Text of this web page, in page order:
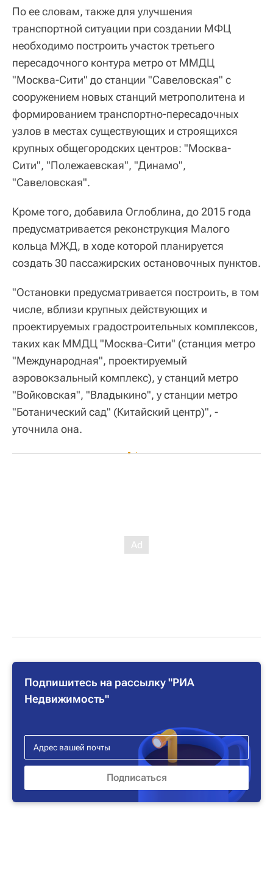
По ее словам, также для улучшения
транспортной ситуации при создании МФЦ
необходимо построить участок третьего
пересадочного контура метро от ММДЦ
"Москва-Сити" до станции "Савеловская" с
сооружением новых станций метрополитена и
формированием транспортно-пересадочных
узлов в местах существующих и строящихся
крупных общегородских центров: "Москва-
Сити", "Полежаевская", "Динамо",
"Савеловская".
Кроме того, добавила Оглоблина, до 2015 года
предусматривается реконструкция Малого
кольца МЖД, в ходе которой планируется
создать 30 пассажирских остановочных пунктов.
"Остановки предусматривается построить, в том
числе, вблизи крупных действующих и
проектируемых градостроительных комплексов,
таких как ММДЦ "Москва-Сити" (станция метро
"Международная", проектируемый
аэровокзальный комплекс), у станций метро
"Войковская", "Владыкино", у станции метро
"Ботанический сад" (Китайский центр)", -
уточнила она.
Подпишитесь на рассылку "РИА
Недвижимость"